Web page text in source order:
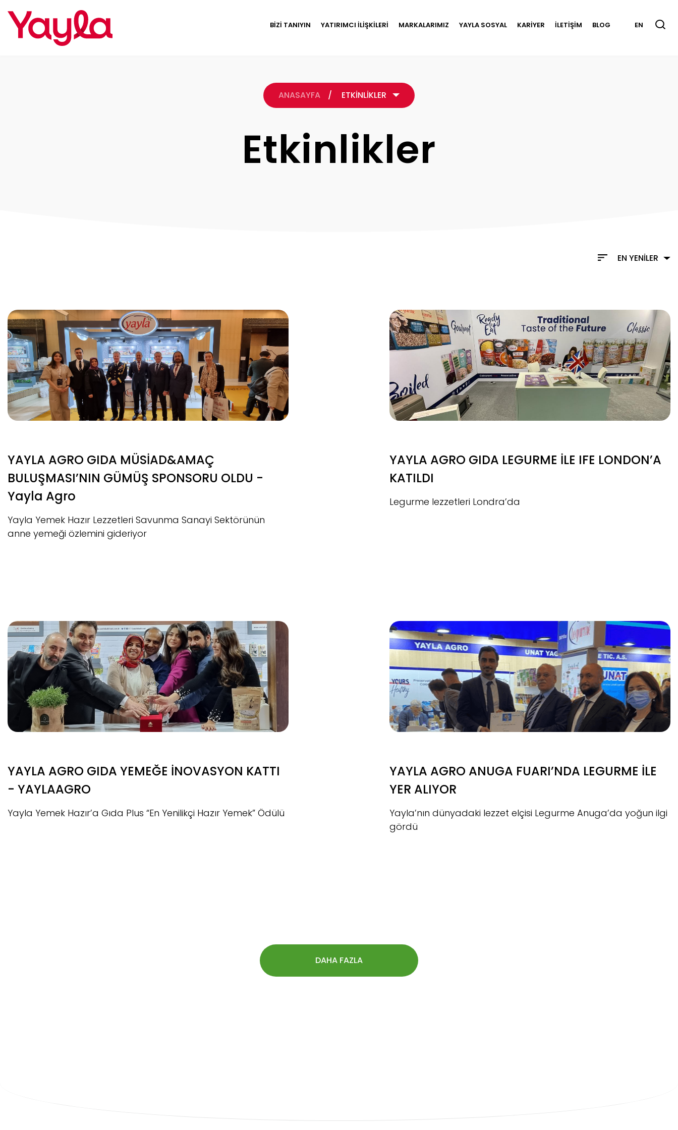
BİZİ TANIYIN YATIRIMCI İLİŞKİLERİ MARKALARIMIZ YAYLA SOSYAL KARİYER İLETİŞİM BLOG EN
ANASAYFA / ETKİNLİKLER
Etkinlikler
EN YENİLER
YAYLA AGRO GIDA MÜSİAD&AMAÇ
BULUŞMASI’NIN GÜMÜŞ SPONSORU OLDU -
Yayla Agro
Yayla Yemek Hazır Lezzetleri Savunma Sanayi Sektörünün
anne yemeği özlemini gideriyor
YAYLA AGRO GIDA LEGURME İLE IFE LONDON’A
KATILDI
Legurme lezzetleri Londra’da
YAYLA AGRO GIDA YEMEĞE İNOVASYON KATTI
- YAYLAAGRO
Yayla Yemek Hazır’a Gıda Plus “En Yenilikçi Hazır Yemek” Ödülü
YAYLA AGRO ANUGA FUARI’NDA LEGURME İLE
YER ALIYOR
Yayla’nın dünyadaki lezzet elçisi Legurme Anuga’da yoğun ilgi
gördü
DAHA FAZLA